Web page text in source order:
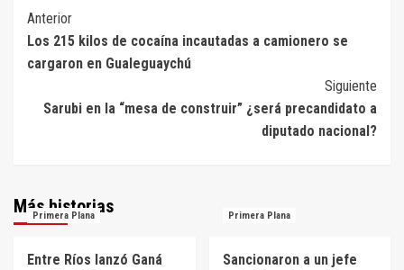
Navegación
de
entradas
Anterior
Los 215 kilos de cocaína incautadas a camionero se
cargaron en Gualeguaychú
Siguiente
Sarubi en la “mesa de construir” ¿será precandidato a
diputado nacional?
Más historias
Primera Plana
Entre Ríos lanzó Ganá
Primera Plana
Sancionaron a un jefe